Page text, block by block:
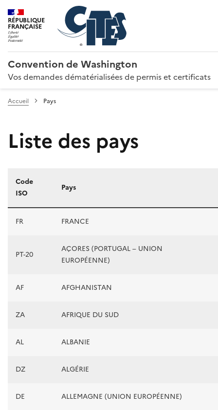
RÉPUBLIQUE
FRANÇAISE
Convention de Washington
Vos demandes dématérialisées de permis et certificats
Accueil Pays
Liste des pays
Liste des pays
Code
ISO
Pays
FR FRANCE
PT-20
AÇORES (PORTUGAL – UNION
EUROPÉENNE)
AF AFGHANISTAN
ZA AFRIQUE DU SUD
AL ALBANIE
DZ ALGÉRIE
DE ALLEMAGNE (UNION EUROPÉENNE)